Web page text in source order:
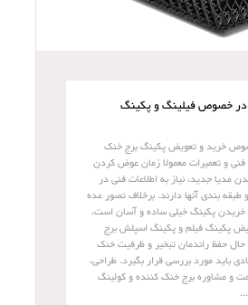
در خصوص فیلینگ و پکینگ
خرید و تعویض پکینگ برج خنک
و تعمیرات معمولا زمان عوض کردن
مدیا جدید، نیاز به اطلاعات فنی در
طبقه بندی آنها دارند. برخلاف تصور عده
خریدن پکینگ خیلی ساده و آسان است،
پکینگ فیلم و پکینگ اسپلش برج
حفظ راندمان تبخیر و ظرفیت خنک
باید مورد بررسی قرار بگیرد. طراحی،
و مشاوره برج خنک کننده و کولینگ